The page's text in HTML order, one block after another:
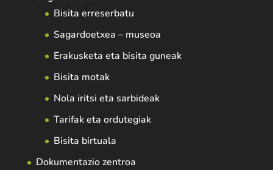
Bisita erreserbatu
Sagardoetxea – museoa
Erakusketa eta bisita guneak
Bisita motak
Nola iritsi eta sarbideak
Tarifak eta ordutegiak
Bisita birtuala
Dokumentazio zentroa